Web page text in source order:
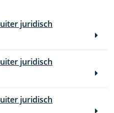
juridisch
juridisch
juridisch